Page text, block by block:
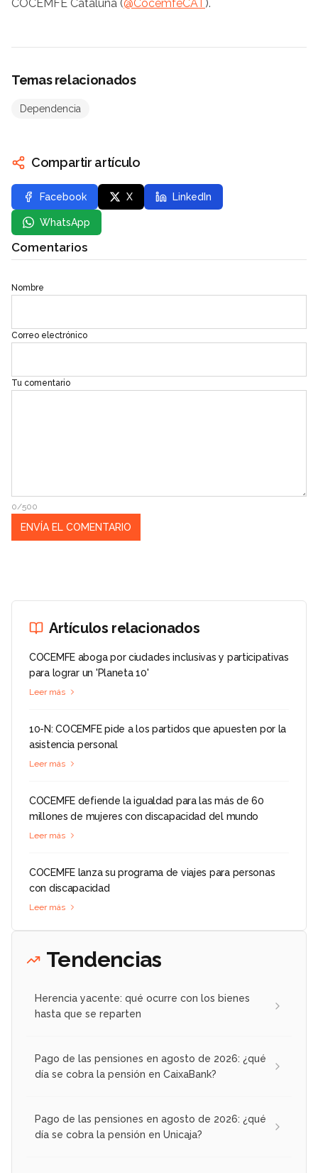
COCEMFE Cataluña (@CocemfeCAT ).
Temas relacionados
Dependencia
Compartir artículo
Facebook X LinkedIn
WhatsApp
Comentarios
Nombre
Correo electrónico
Tu comentario
0/500
Artículos relacionados
COCEMFE aboga por ciudades inclusivas y participativas
para lograr un 'Planeta 10'
Leer más
10-N: COCEMFE pide a los partidos que apuesten por la
asistencia personal
Leer más
COCEMFE defiende la igualdad para las más de 60
millones de mujeres con discapacidad del mundo
Leer más
COCEMFE lanza su programa de viajes para personas
con discapacidad
Leer más
Tendencias
Herencia yacente: qué ocurre con los bienes
hasta que se reparten
Pago de las pensiones en agosto de 2026: ¿qué
día se cobra la pensión en CaixaBank?
Pago de las pensiones en agosto de 2026: ¿qué
día se cobra la pensión en Unicaja?